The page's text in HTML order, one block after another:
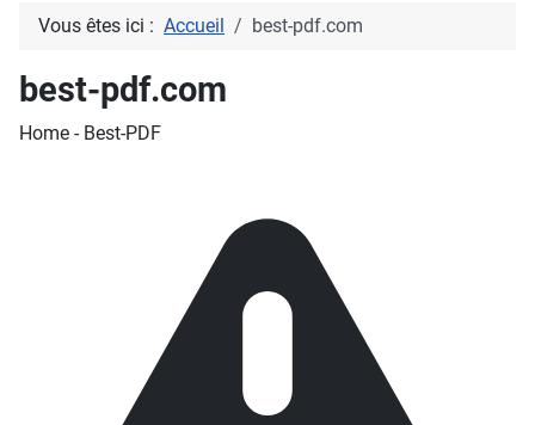
Vous êtes ici : Accueil best-pdf.com
best-pdf.com
Home - Best-PDF